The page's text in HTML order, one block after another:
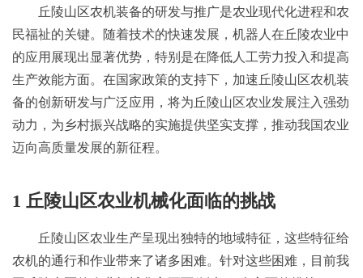
丘陵山区农机装备的研发与推广是农业现代化进程和农
民福祉的关键。随着技术的快速发展，机器人在丘陵农业中
的应用展现出显著优势，特别是在降低人工劳力投入和提高
生产效能方面。在国家政策的支持下，加速丘陵山区农机装
备的创新研发与广泛应用，将为丘陵山区农业发展注入强劲
动力，为乡村振兴战略的实施提供坚实支撑，推动我国农业
迈向高质量发展的新征程。
1 丘陵山区农业机械化面临的挑战
丘陵山区农业生产呈现出独特的地域特征，这些特征给
农机的通行和作业带来了诸多困难。针对这些困难，目前我